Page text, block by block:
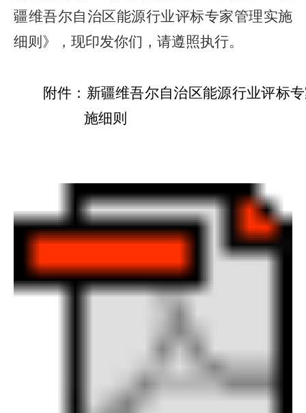
疆维吾尔自治区能源行业评标专家管理实施
细则》，现印发你们 ，请遵照执行。
附件：新疆维吾尔自治区能源行业评标
施细则